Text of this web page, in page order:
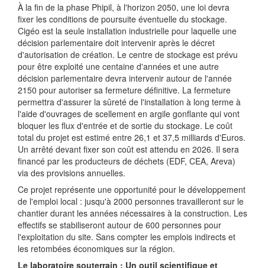
À la fin de la phase Phipil, à l'horizon 2050, une loi devra
fixer les conditions de poursuite éventuelle du stockage.
Cigéo est la seule installation industrielle pour laquelle une
décision parlementaire doit intervenir après le décret
d'autorisation de création. Le centre de stockage est prévu
pour être exploité une centaine d'années et une autre
décision parlementaire devra intervenir autour de l'année
2150 pour autoriser sa fermeture définitive. La fermeture
permettra d'assurer la sûreté de l'installation à long terme à
l'aide d'ouvrages de scellement en argile gonflante qui vont
bloquer les flux d'entrée et de sortie du stockage. Le coût
total du projet est estimé entre 26,1 et 37,5 milliards d'Euros.
Un arrêté devant fixer son coût est attendu en 2026. Il sera
financé par les producteurs de déchets (EDF, CEA, Areva)
via des provisions annuelles.
Ce projet représente une opportunité pour le développement
de l'emploi local : jusqu'à 2000 personnes travailleront sur le
chantier durant les années nécessaires à la construction. Les
effectifs se stabiliseront autour de 600 personnes pour
l'exploitation du site. Sans compter les emplois indirects et
les retombées économiques sur la région.
Le laboratoire souterrain : Un outil scientifique et